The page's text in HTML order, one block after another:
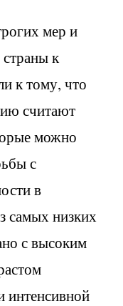
мер и
к
к тому, что
считают
можно
с
в
самых низких
с высоким
интенсивной